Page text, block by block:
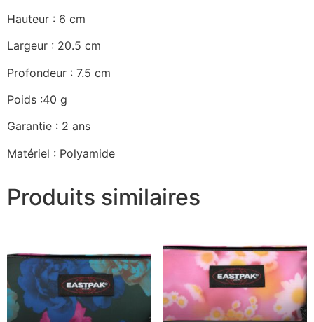
Hauteur : 6 cm
Largeur : 20.5 cm
Profondeur : 7.5 cm
Poids :40 g
Garantie : 2 ans
Matériel : Polyamide
Produits similaires